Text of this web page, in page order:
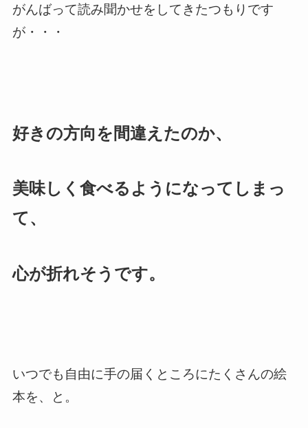
がんばって読み聞かせをしてきたつもりです
が・・・
好きの方向を間違えたのか、
美味しく食べるようになってしまっ
て、
心が折れそうです。
いつでも自由に手の届くところにたくさんの絵
本を、と。